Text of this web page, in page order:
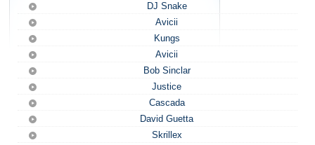
DJ Snake
Avicii
Kungs
Avicii
Bob Sinclar
Justice
Cascada
David Guetta
Skrillex